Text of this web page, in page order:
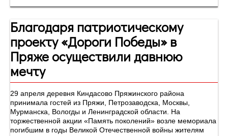
Благодаря патриотическому
проекту «Дороги Победы» в
Пряже осуществили давнюю
мечту
29 апреля деревня Киндасово Пряжинского района
принимала гостей из Пряжи, Петрозаводска, Москвы,
Мурманска, Вологды и Ленинградской области. На
торжественной акции «Память поколений» возле мемориала
погибшим в годы Великой Отечественной войны жителям